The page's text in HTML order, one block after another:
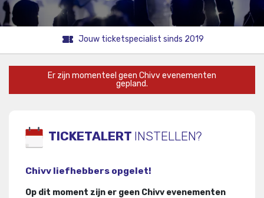
Jouw ticketspecialist sinds 2019
Er zijn momenteel geen Chivv evenementen
gepland.
TICKETALERT INSTELLEN?
Chivv liefhebbers opgelet!
Op dit moment zijn er geen Chivv evenementen